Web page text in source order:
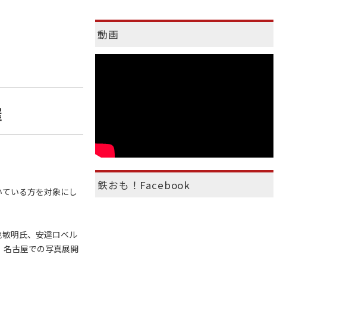
いる方を対象にし
明氏、安達ロベル
名古屋での写真展開
動画
鉄おも！Facebook